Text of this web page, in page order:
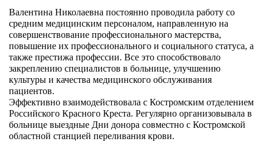
Валентина Николаевна постоянно проводила работу со
средним медицинским персоналом, направленную на
совершенствование профессионального мастерства,
повышение их профессионального и социального статуса, а
также престижа профессии. Все это способствовало
закреплению специалистов в больнице, улучшению
культуры и качества медицинского обслуживания
пациентов.
Эффективно взаимодействовала с Костромским отделением
Российского Красного Креста. Регулярно организовывала в
больнице выездные Дни донора совместно с Костромской
областной станцией переливания крови.